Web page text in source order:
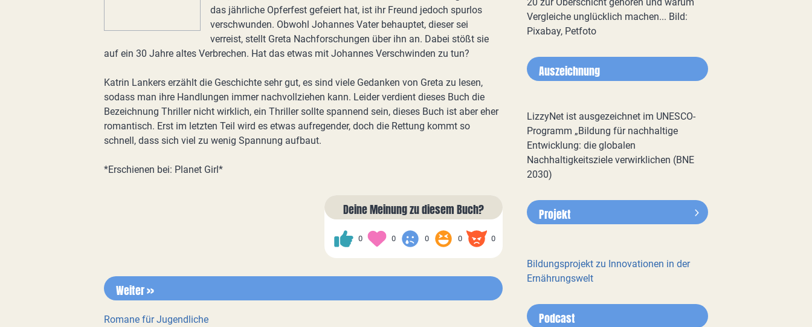
das jährliche Opferfest gefeiert hat, ist ihr Freund jedoch spurlos
verschwunden. Obwohl Johannes Vater behauptet, dieser sei
verreist, stellt Greta Nachforschungen über ihn an. Dabei stößt sie
auf ein 30 Jahre altes Verbrechen. Hat das etwas mit Johannes Verschwinden zu tun?
Katrin Lankers erzählt die Geschichte sehr gut, es sind viele Gedanken von Greta zu lesen,
sodass man ihre Handlungen immer nachvollziehen kann. Leider verdient dieses Buch die
Bezeichnung Thriller nicht wirklich, ein Thriller sollte spannend sein, dieses Buch ist aber eher
romantisch. Erst im letzten Teil wird es etwas aufregender, doch die Rettung kommt so
schnell, dass sich viel zu wenig Spannung aufbaut.
*Erschienen bei: Planet Girl*
Deine Meinung zu diesem Buch?
0 0 0 0 0
Weiter >>
Romane für Jugendliche
Vergleiche unglücklich machen... Bild:
Pixabay, Petfoto
Auszeichnung
LizzyNet ist ausgezeichnet im UNESCO-
Programm „Bildung für nachhaltige
Entwicklung: die globalen
Nachhaltigkeitsziele verwirklichen (BNE
2030)
Projekt
Bildungsprojekt zu Innovationen in der
Ernährungswelt
Podcast